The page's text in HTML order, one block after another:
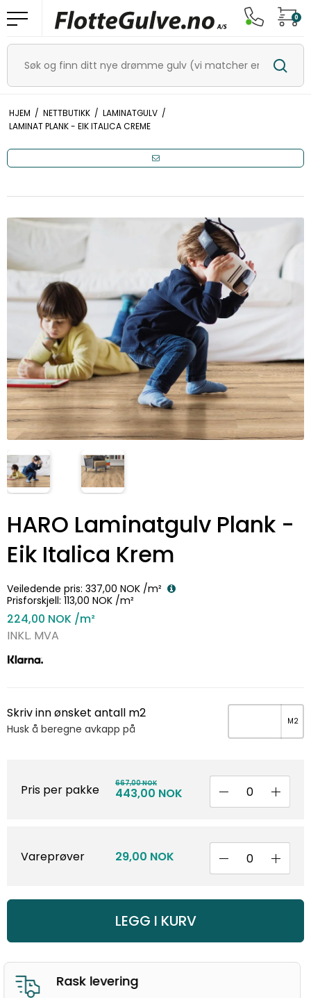
0
HJEM / NETTBUTIKK / LAMINATGULV /
LAMINAT PLANK - EIK ITALICA CREME
HARO Laminatgulv Plank -
Eik Italica Krem
Veiledende pris: 337,00 NOK /m²
Prisforskjell: 113,00 NOK /m²
224,00 NOK /m²
INKL. MVA
Skriv inn ønsket antall m2
Husk å beregne avkapp på
Pris per pakke 667,00 NOK
443,00 NOK
Vareprøver 29,00 NOK
LEGG I KURV
God kunderservice